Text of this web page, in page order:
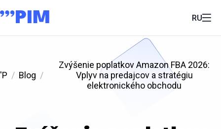
RU
'P Blog
Zvýšenie poplatkov Amazon FBA 2026:
Vplyv na predajcov a stratégiu
elektronického obchodu